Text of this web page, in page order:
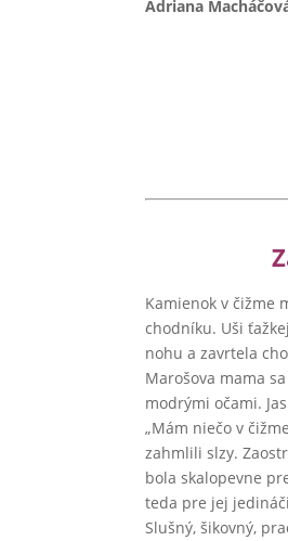
Adriana
Kamienok v čižme
chodníku. Uši
nohu a zavrtela
Marošova mama
modrými očami.
„Mám niečo v
zahmlili slzy.
bola skalopevne
teda pre jej
Slušný, šikovný,